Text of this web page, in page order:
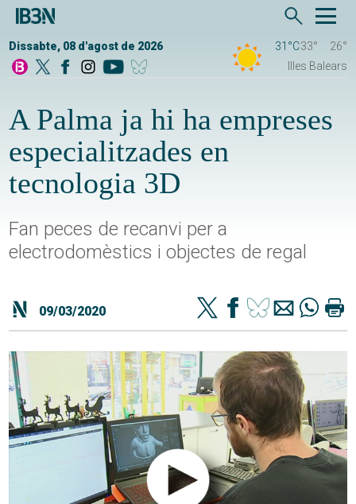
Dissabte, 08 d'agost de 2026 31°C33°
26°
Illes Balears
A Palma ja hi ha empreses
especialitzades en
tecnologia 3D
Fan peces de recanvi per a
electrodomèstics i objectes de regal
09/03/2020